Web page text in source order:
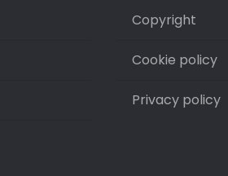
Copyright
Cookie policy
Privacy policy